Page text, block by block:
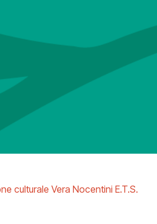
culturale Vera Nocentini E.T.S.